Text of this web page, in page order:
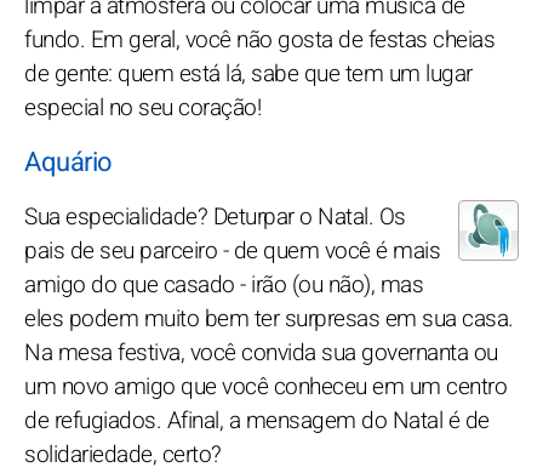
fundo. Em geral, você não gosta de festas cheias
de gente: quem está lá, sabe que tem um lugar
especial no seu coração!
Aquário
Sua especialidade? Deturpar o Natal. Os
pais de seu parceiro - de quem você é mais
amigo do que casado - irão (ou não), mas
eles podem muito bem ter surpresas em sua casa.
Na mesa festiva, você convida sua governanta ou
um novo amigo que você conheceu em um centro
de refugiados. Afinal, a mensagem do Natal é de
solidariedade, certo?